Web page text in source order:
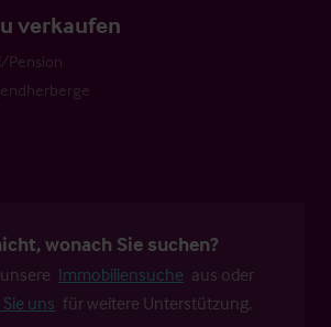
verkaufen
Pension
wonach Sie suchen?
Immobiliensuche aus oder
uns für weitere Unterstützung.